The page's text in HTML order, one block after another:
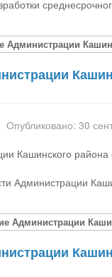
Администрации
Опубликовано: 30
Кашинского
Администрации
Администрации